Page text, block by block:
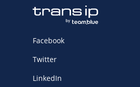
Facebook
Twitter
LinkedIn